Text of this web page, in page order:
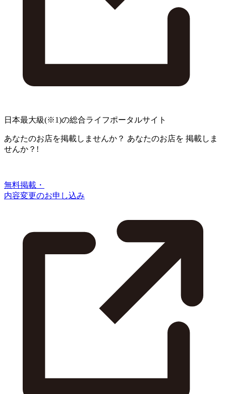
日本最大級(※1)の総合ライフポータルサイト
あなたのお店を掲載しませんか？ あなたのお店を 掲載しま
せんか？!
無料掲載・
内容変更のお申し込み